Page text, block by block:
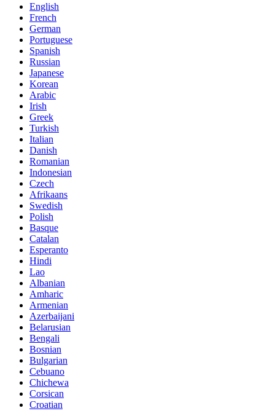
English
French
German
Portuguese
Spanish
Russian
Japanese
Korean
Arabic
Irish
Greek
Turkish
Italian
Danish
Romanian
Indonesian
Czech
Afrikaans
Swedish
Polish
Basque
Catalan
Esperanto
Hindi
Lao
Albanian
Amharic
Armenian
Azerbaijani
Belarusian
Bengali
Bosnian
Bulgarian
Cebuano
Chichewa
Corsican
Croatian